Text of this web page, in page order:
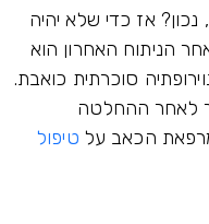
אז כדי שלא יהיה
הניתוח האחרון הוא
סוכרתית כואבת.
לאחר ההחלטה
הכאב על טיפול